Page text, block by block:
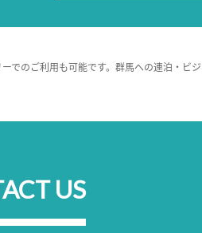
のご利用も可能です。群馬への連泊・ビ
US